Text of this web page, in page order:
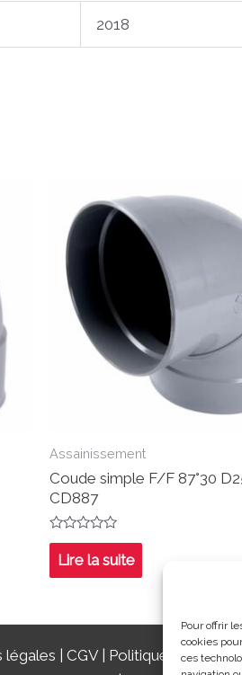
Pour offrir
cookies
ces
2018
Assainissement
Coude simple F/F 87°30
CD887
Note
sur
5
Lire la suite
légales | CGV| Politique de